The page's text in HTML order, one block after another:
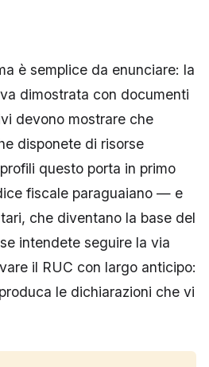
è semplice da enunciare: la
dimostrata con documenti
devono mostrare che
disponete di risorse
questo porta in primo
fiscale paraguaiano — e
che diventano la base del
intendete seguire la via
il RUC con largo anticipo:
le dichiarazioni che vi